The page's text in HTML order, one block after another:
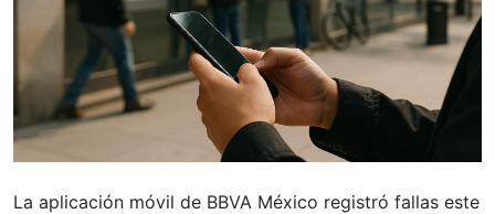
La aplicación móvil de BBVA México registró fallas este